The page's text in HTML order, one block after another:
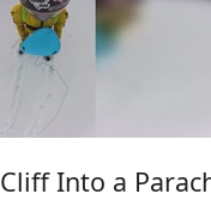
Into a